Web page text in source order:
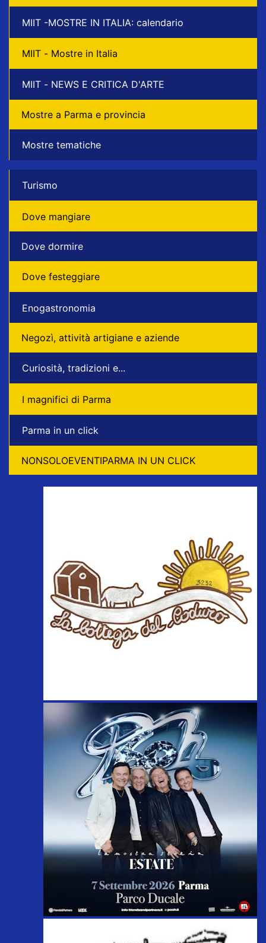
MIIT -MOSTRE IN ITALIA: calendario
MIIT - Mostre in Italia
MIIT - NEWS E CRITICA D'ARTE
Mostre a Parma e provincia
Mostre tematiche
Turismo
Dove mangiare
Dove dormire
Dove festeggiare
Enogastronomia
Negozì, attività artigiane e aziende
Curiosità, tradizioni e...
I magnifici di Parma
Parma in un click
NONSOLOEVENTIPARMA IN UN CLICK